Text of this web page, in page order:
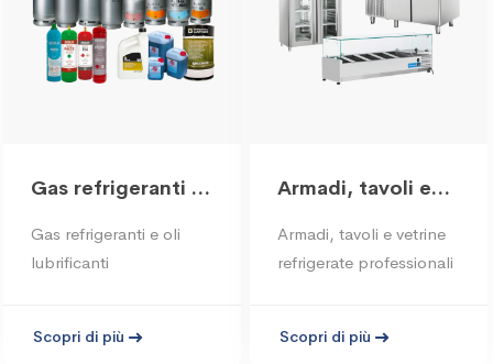
Gas refrigeranti e
Gas refrigeranti e oli
lubrificanti
Scopri di più
Armadi, tavoli e
Armadi, tavoli e vetrine
refrigerate professionali
Scopri di più